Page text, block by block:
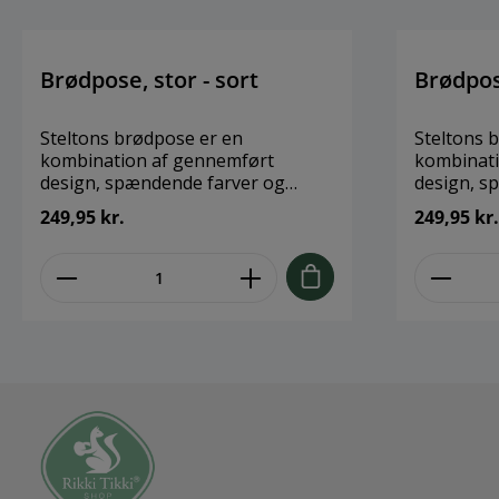
Brødpose, stor - sort
Steltons brødpose er en
kombination af gennemført
design, spændende farver og
funktionalitet. Brødposen
anvendes til opbevaring af brød.
servering og foldes til en
utraditionel brødkurv i forskellige
249,95 kr.
Steltons
design,
anvendes
249,95 kr.